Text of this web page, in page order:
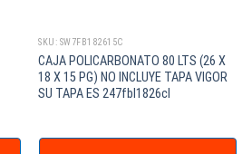
SKU: SW7FB182615C
CAJA POLICARBONATO 80 LTS (26 X
18 X 15 PG) NO INCLUYE TAPA VIGOR
SU TAPA ES 247fbl1826cl